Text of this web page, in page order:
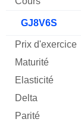
GJ8V6S